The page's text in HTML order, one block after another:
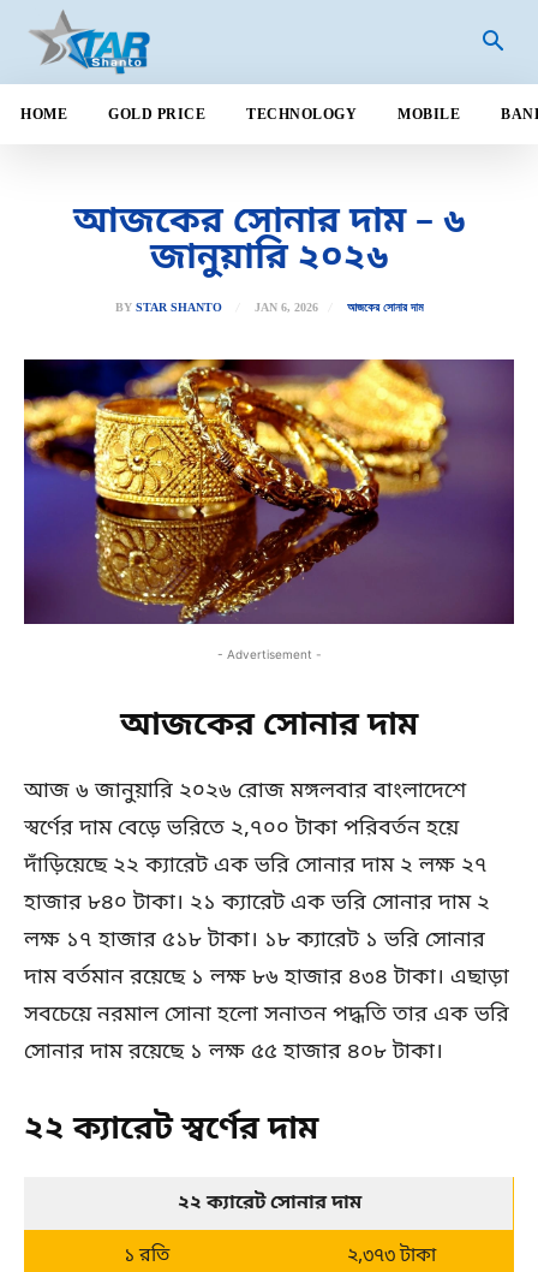
HOME GOLD PRICE TECHNOLOGY MOBILE
আজকের সোনার দাম – ৬
জানুয়ারি ২০২৬
BY STAR SHANTO JAN 6, 2026 আজকের সোনার দাম
- Advertisement -
আজকের সোনার দাম
আজ ৬ জানুয়ারি ২০২৬ রোজ মঙ্গলবার বাংলাদেশে
স্বর্ণের দাম বেড়ে ভরিতে ২,৭০০ টাকা পরিবর্তন হয়ে
দাঁড়িয়েছে ২২ ক্যারেট এক ভরি সোনার দাম ২ লক্ষ ২৭
হাজার ৮৪০ টাকা। ২১ ক্যারেট এক ভরি সোনার দাম ২
লক্ষ ১৭ হাজার ৫১৮ টাকা। ১৮ ক্যারেট ১ ভরি সোনার
দাম বর্তমান রয়েছে ১ লক্ষ ৮৬ হাজার ৪৩৪ টাকা। এছাড়া
সবচেয়ে নরমাল সোনা হলো সনাতন পদ্ধতি তার এক ভরি
সোনার দাম রয়েছে ১ লক্ষ ৫৫ হাজার ৪০৮ টাকা।
২২ ক্যারেট স্বর্ণের দাম
২২ ক্যারেট সোনার দাম
১ রতি
২,৩৭৩ টাকা